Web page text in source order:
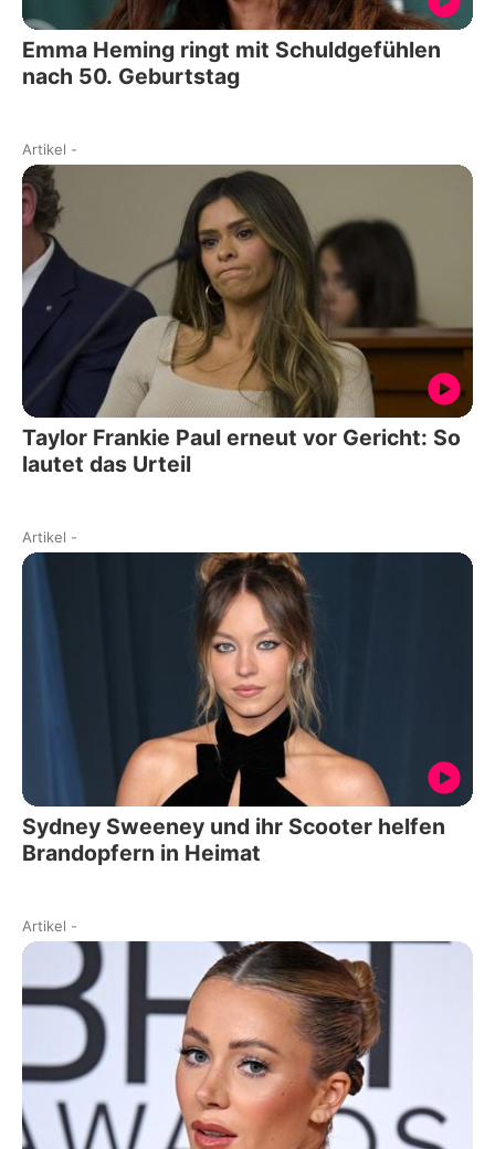
Emma Heming ringt mit Schuldgefühlen
nach 50. Geburtstag
Artikel -
Taylor Frankie Paul erneut vor Gericht: So
lautet das Urteil
Artikel -
Sydney Sweeney und ihr Scooter helfen
Brandopfern in Heimat
Artikel -